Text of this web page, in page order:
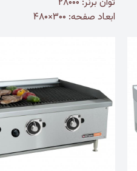
ابعاد صفحه: ۳۰۰×۴۸۰